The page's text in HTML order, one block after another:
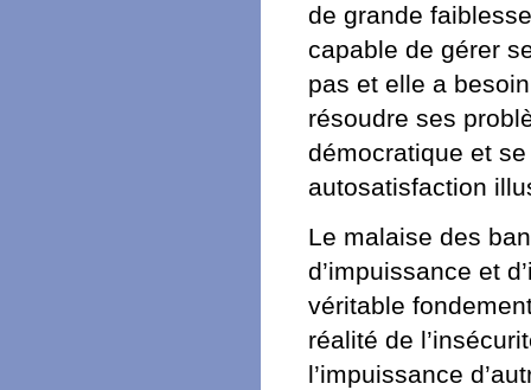
de grande
capable de gérer
pas et elle a
résoudre ses
démocratique et
autosatisfaction
Le malaise des
d’impuissance et
véritable
réalité de
l’impuissance